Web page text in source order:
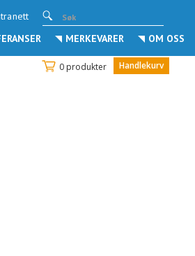
MERKEVARER OM OSS
0 produkter Handlekurv